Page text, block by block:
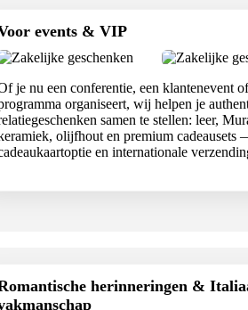
events & VIP
je nu een conferentie, een klantenevent
organiseert, wij helpen je
samen te stellen: leer,
olijfhout en premium cadeausets
en internationale
herinneringen &